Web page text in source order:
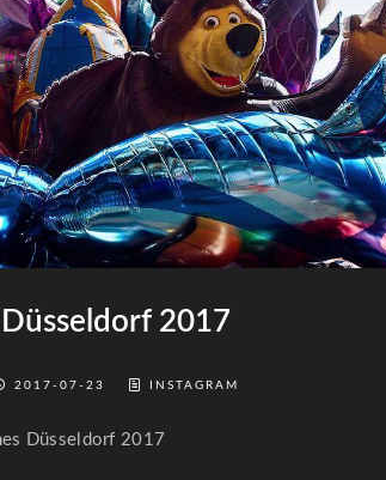
2017
2017-07-23 INSTAGRAM
Düsseldorf 2017